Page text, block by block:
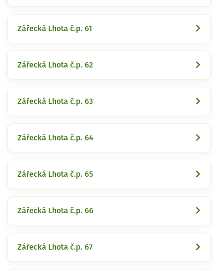
Zářecká Lhota č.p. 61
Zářecká Lhota č.p. 62
Zářecká Lhota č.p. 63
Zářecká Lhota č.p. 64
Zářecká Lhota č.p. 65
Zářecká Lhota č.p. 66
Zářecká Lhota č.p. 67